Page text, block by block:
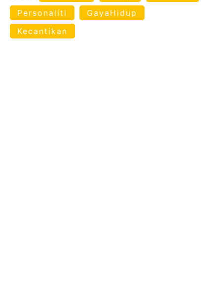
Personaliti
GayaHidup
Kecantikan